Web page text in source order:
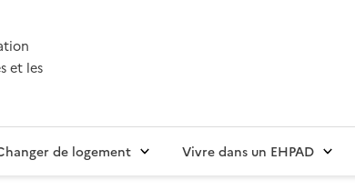
et les
de logement Vivre dans un EHPAD